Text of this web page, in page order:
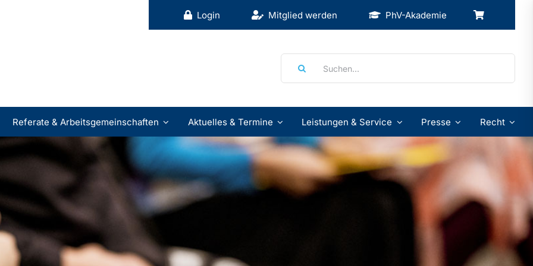
Login Mitglied werden PhV-Akademie
Referate & Arbeitsgemeinschaften Aktuelles & Termine Leistungen & Service Presse Recht